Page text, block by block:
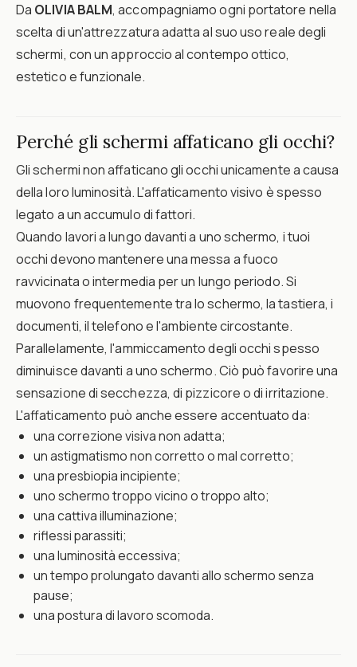
Da OLIVIA BALM, accompagniamo ogni portatore nella
scelta di un'attrezzatura adatta al suo uso reale degli
schermi, con un approccio al contempo ottico,
estetico e funzionale.
Perché gli schermi affaticano gli occhi?
Gli schermi non affaticano gli occhi unicamente a causa
della loro luminosità. L'affaticamento visivo è spesso
legato a un accumulo di fattori.
Quando lavori a lungo davanti a uno schermo, i tuoi
occhi devono mantenere una messa a fuoco
ravvicinata o intermedia per un lungo periodo. Si
muovono frequentemente tra lo schermo, la tastiera, i
documenti, il telefono e l'ambiente circostante.
Parallelamente, l'ammiccamento degli occhi spesso
diminuisce davanti a uno schermo. Ciò può favorire una
sensazione di secchezza, di pizzicore o di irritazione.
L'affaticamento può anche essere accentuato da:
una correzione visiva non adatta;
un astigmatismo non corretto o mal corretto;
una presbiopia incipiente;
uno schermo troppo vicino o troppo alto;
una cattiva illuminazione;
riflessi parassiti;
una luminosità eccessiva;
un tempo prolungato davanti allo schermo senza
pause;
una postura di lavoro scomoda.